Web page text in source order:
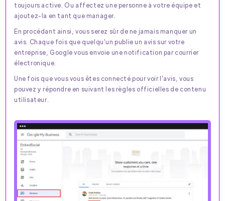
toujours active. Ou affectez une personne à votre équipe et
ajoutez-la en tant que manager.
En procédant ainsi, vous serez sûr de ne jamais manquer un
avis. Chaque fois que quelqu'un publie un avis sur votre
entreprise, Google vous envoie une notification par courrier
électronique.
Une fois que vous vous êtes connecté pour voir l'avis, vous
pouvez y répondre en suivant les règles officielles de contenu
utilisateur.